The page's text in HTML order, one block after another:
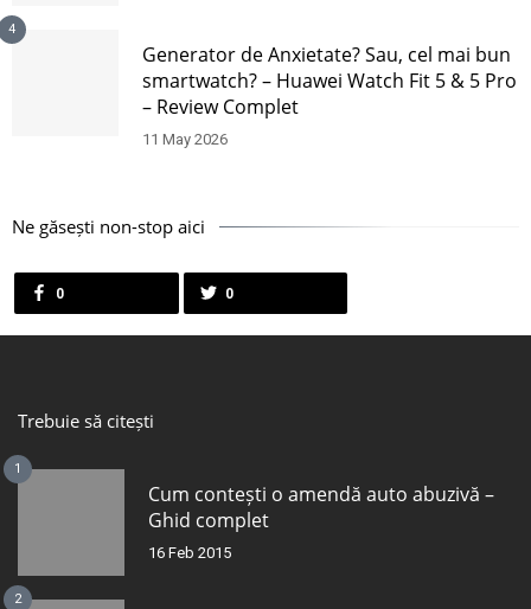
4
Generator de Anxietate? Sau, cel mai bun
smartwatch? – Huawei Watch Fit 5 & 5 Pro
– Review Complet
11 May 2026
Ne găsești non-stop aici
0 0
Trebuie să citești
1
Cum contești o amendă auto abuzivă –
Ghid complet
16 Feb 2015
2